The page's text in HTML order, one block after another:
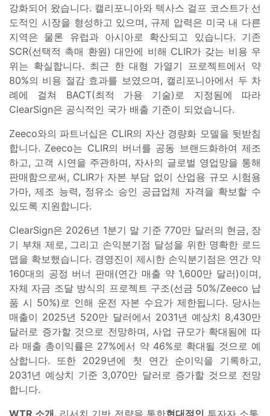
강화되어 왔습니다. 캘리포니아와 텍사스 걸프 코스트가 선
도적인 시장을 형성하고 있으며, 규제 압력은 미국 내 다른
지역은 물론 유럽과 아시아로 확산되고 있습니다. 기존
SCR(선택적 촉매 환원) 대안에 비해 CLIR가 갖는 비용 우
위는 확실합니다. 최근 한 대형 가열기 프로젝트에서 약
80%의 비용 절감 효과를 보였으며, 캘리포니아에서 두 차
례에 걸쳐 BACT(최적 가용 기술)로 지정됨에 따라
ClearSign은 공식적인 국가 배출 기준이 되었습니다.
Zeeco와의 파트너십은 CLIR의 자산 경량화 모델을 뒷받침
합니다. Zeeco는 CLIR의 버너를 공동 브랜드화하여 제조
하고, 고객 시연을 주관하며, 자사의 글로벌 영업망을 통해
판매함으로써, CLIR가 자본 부담 없이 산업용 규모 시험용
가마, 제조 능력, 정유소 승인 공급업체 자격을 확보할 수
있도록 지원합니다.
ClearSign은 2026년 1분기 말 기준 770만 달러의 현금, 장
기 부채 제로, 그리고 손익분기점 달성을 위한 명확한 로드
맵을 확보했습니다. 경영진이 제시한 손익분기점은 연간 약
160대의 공정 버너 판매(연간 매출 약 1,600만 달러)이며,
자체 자금 조달 방식의 프로젝트 구조(선금 50%/Zeeco 납
품 시 50%)로 인해 운전 자본 수요가 제한됩니다. 당사는
매출이 2025년 520만 달러에서 2031년 예상치 8,430만
달러로 증가할 것으로 전망하며, 사업 규모가 확대됨에 따
라 매출 총이익률은 27%에서 약 46%로 확대될 것으로 예
상합니다. 또한 2029년에 첫 연간 순이익을 기록하고,
2031년 예상치 기준 3,070만 달러로 증가할 것으로 전망
합니다.
WTR 소개. 리서치 기반 전략을 통한현대적인 투자자 소통.